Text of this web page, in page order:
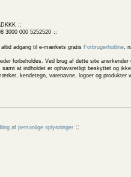
3000 000 5252520
adgang til e-mærkets gratis Forbrugerhotline,
forbeholdes. Ved brug af dette site
at indholdet er ophavsretligt beskyttet og
kendetegn, varenavne, logoer og
af personlige oplysninger